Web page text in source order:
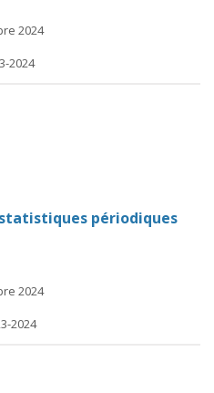
2024
2024
périodiques
2024
2024